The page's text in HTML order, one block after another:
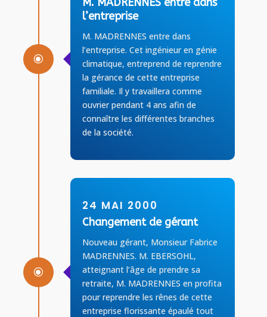
\
l’entreprise
M. MADRENNES entre dans
l’entreprise. Cet ingénieur en génie
climatique, entreprend de reprendre
la gérance de cette entreprise
familiale. Il y travaillera comme
ouvrier pendant 4 ans afin de
connaître les différentes branches
de la société.
\
24 MAI 2000
Changement de gérant
Nouveau gérant, Monsieur Fabrice
MADRENNES. M. EBERSOHL,
atteignant l’âge de prendre sa
retraite, M. MADRENNES en profita
pour reprendre les rênes de cette
entreprise florissante épaulé tout